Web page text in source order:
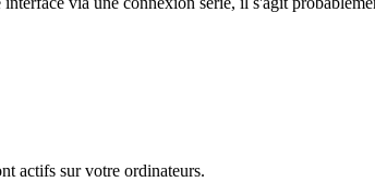
actifs sur votre ordinateurs.